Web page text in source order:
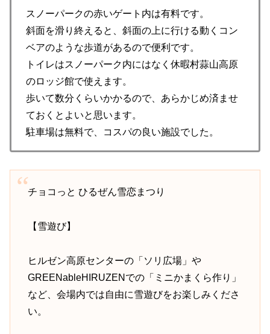
スノーパークの赤いゲート内は有料です。
斜面を滑り終えると、斜面の上に行ける動くコン
ベアのような歩道があるので便利です。
トイレはスノーパーク内にはなく休暇村蒜山高原
のロッジ館で使えます。
歩いて数分くらいかかるので、あらかじめ済ませ
ておくとよいと思います。
駐車場は無料で、コスパの良い施設でした。
チョコっと ひるぜん雪恋まつり
【雪遊び】
ヒルゼン高原センターの「ソリ広場」や
GREENableHIRUZENでの「ミニかまくら作り」
など、会場内では自由に雪遊びをお楽しみくださ
い。